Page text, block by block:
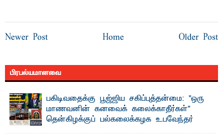
Newer Post Older Post
Home
பிரபல்யமானவை
பகிடிவதைக்கு பூஜ்ஜிய சகிப்புத்தன்மை: "ஒரு
மாணவனின் கனவைக் கலைக்காதீர்கள்" –
தென்கிழக்குப் பல்கலைக்கழக உபவேந்தர்